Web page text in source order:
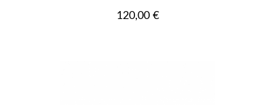
Prix
120,00 €